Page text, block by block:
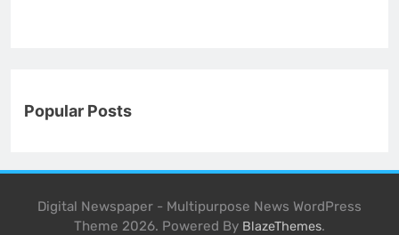
Popular Posts
Digital Newspaper - Multipurpose News WordPress
Theme 2026. Powered By BlazeThemes.